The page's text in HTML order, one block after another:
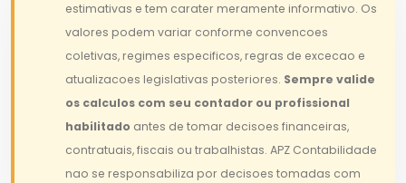
estimativas e tem carater meramente informativo. Os
valores podem variar conforme convencoes
coletivas, regimes especificos, regras de excecao e
atualizacoes legislativas posteriores. Sempre valide
os calculos com seu contador ou profissional
habilitado antes de tomar decisoes financeiras,
contratuais, fiscais ou trabalhistas. APZ Contabilidade
nao se responsabiliza por decisoes tomadas com